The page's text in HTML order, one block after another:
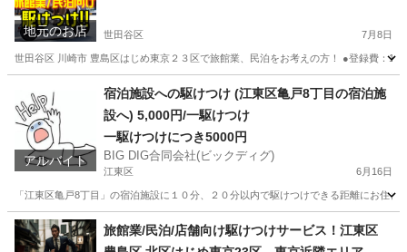
地元のお店 世田谷区 7月8日
世田谷区 川崎市 豊島区はじめ東京２３区で旅館業、民泊をお考えの方！ ●登録費：
その他 ホスト
アルバイト
宿泊施設への駆けつけ (江東区亀戸8丁目の宿泊施
設へ) 5,000円/一駆けつけ
一駆けつけにつき5000円
BIG DIG合同会社(ビックディグ)
江東区 6月16日
「江東区亀戸8丁目」の宿泊施設に１０分、２０分以内で駆けつけできる距離にお住
東京 江東区 その他 宿泊施設
旅館業/民泊/店舗向け駆けつけサービス！江東区